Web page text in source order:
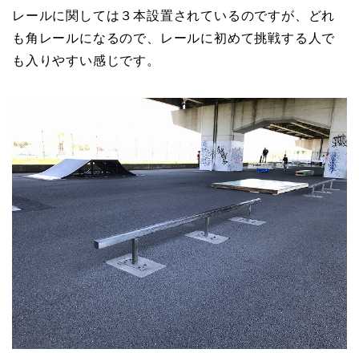
レールに関しては３本設置されているのですが、どれ
も角レールになるので、レールに初めて挑戦する人で
も入りやすい感じです。